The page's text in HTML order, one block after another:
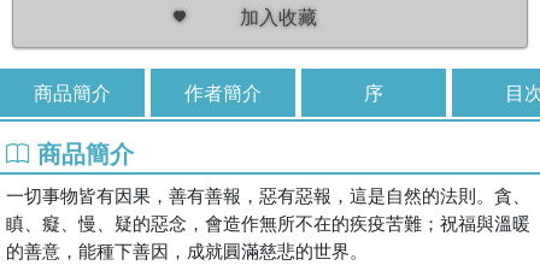
加入收藏
商品簡介 作者簡介 序 目
商品簡介
一切事物皆有因果，善有善報，惡有惡報，這是自然的法則。貪、
瞋、癡、慢、疑的惡念，會造作無所不在的疾疫苦難；祝福與溫暖
的善意，能種下善因，成就圓滿慈悲的世界。